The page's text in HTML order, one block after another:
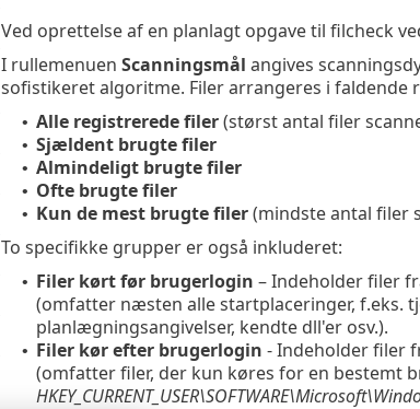
Ved oprettelse af en planlagt opgave til filcheck
I rullemenuen Scanningsmål angives
sofistikeret algoritme. Filer arrangeres i
• Alle registrerede filer(størst antal filer
• Sjældent brugte filer
• Almindeligt brugte filer
• Ofte brugte filer
• Kun de mest brugte filer(mindste antal filer
To specifikke grupper er også inkluderet:
• Filer kørt før brugerlogin – Indeholder filer
(omfatter næsten alle startplaceringer, f.eks.
planlægningsangivelser, kendte dll'er osv.).
• Filer kør efter brugerlogin - Indeholder filer
(omfatter filer, der kun køres for en bestemt